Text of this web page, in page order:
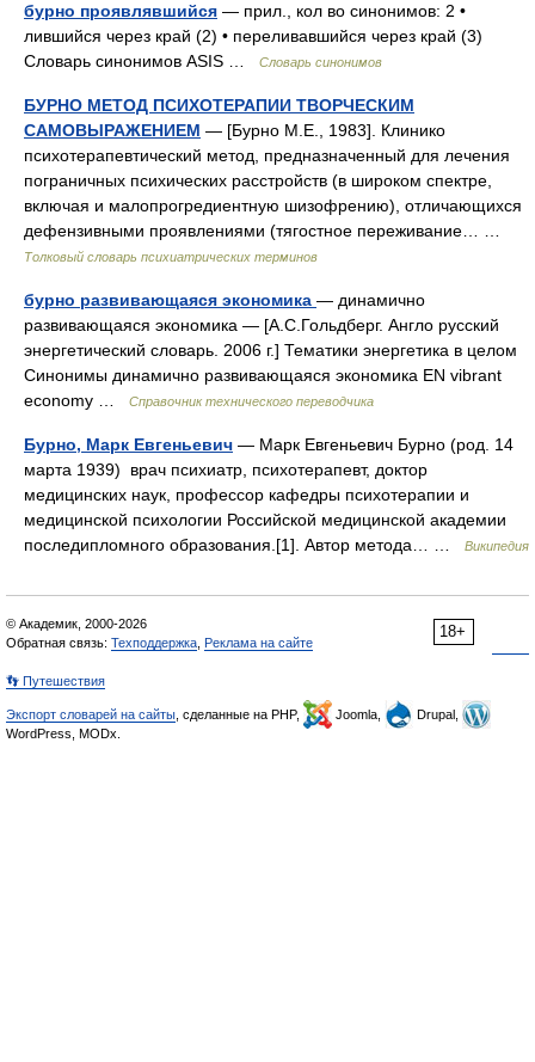
бурно проявлявшийся — прил., кол во синонимов: 2 •
лившийся через край (2) • переливавшийся через край (3)
Словарь синонимов ASIS …
Словарь синонимов
БУРНО МЕТОД ПСИХОТЕРАПИИ ТВОРЧЕСКИМ
САМОВЫРАЖЕНИЕМ — [Бурно М.Е., 1983]. Клинико
психотерапевтический метод, предназначенный для лечения
пограничных психических расстройств (в широком спектре,
включая и малопрогредиентную шизофрению), отличающихся
дефензивными проявлениями (тягостное переживание… …
Толковый словарь психиатрических терминов
бурно развивающаяся экономика — динамично
развивающаяся экономика — [А.С.Гольдберг. Англо русский
энергетический словарь. 2006 г.] Тематики энергетика в целом
Синонимы динамично развивающаяся экономика EN vibrant
economy …
Справочник технического переводчика
Бурно, Марк Евгеньевич — Марк Евгеньевич Бурно (род. 14
марта 1939) врач психиатр, психотерапевт, доктор
медицинских наук, профессор кафедры психотерапии и
медицинской психологии Российской медицинской академии
последипломного образования.[1]. Автор метода… …
Википедия
18+
© Академик, 2000-2026
Обратная связь: Техподдержка Реклама на сайте
👣 Путешествия
Экспорт словарей на сайты , сделанные на PHP, Joomla,
Drupal,
WordPress, MODx.